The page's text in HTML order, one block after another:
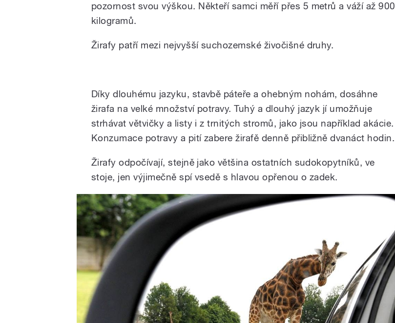
pozornost svou výškou. Někteří samci měří přes 5 metrů a váží až 900
kilogramů.
Žirafy patří mezi nejvyšší suchozemské živočišné druhy.
Díky dlouhému jazyku, stavbě páteře a ohebným nohám, dosáhne
žirafa na velké množství potravy. Tuhý a dlouhý jazyk jí umožňuje
strhávat větvičky a listy i z trnitých stromů, jako jsou například akácie.
Konzumace potravy a pití zabere žirafě denně přibližně dvanáct hodin.
Žirafy odpočívají, stejně jako většina ostatních sudokopytníků, ve
stoje, jen výjimečně spí vsedě s hlavou opřenou o zadek.